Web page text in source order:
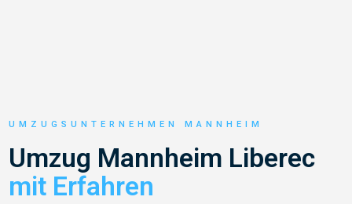
UMZUGSUNTERNEHMEN MANNHEIM
Umzug Mannheim Liberec
mit Erfahren